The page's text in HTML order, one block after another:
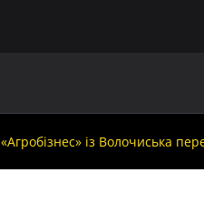
«Агробізнес» із Волочиська